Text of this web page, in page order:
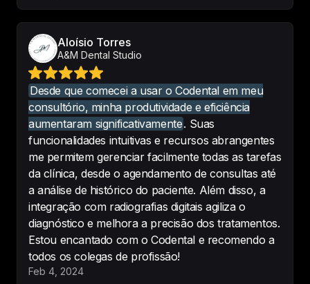
Software odontológico que uso e
recomendo!
- Ana Paula M Quinteiro
Depois de muita pesquisa
finalmente um sistema fácil de
usar, o suporte é SHOW!
-Ismael.China
Muito bom, recomendo.
Aloísio Torres
A&M Dental Studio
Desde que comecei a usar o Codental em meu
consultório, minha produtividade e eficiência
aumentaram significativamente. Suas
funcionalidades intuitivas e recursos abrangentes
me permitem gerenciar facilmente todas as tarefas
da clínica, desde o agendamento de consultas até
a análise de histórico do paciente. Além disso, a
integração com radiografias digitais agiliza o
diagnóstico e melhora a precisão dos tratamentos.
Estou encantado com o Codental e recomendo a
todos os colegas de profissão!
Feb 4, 2024